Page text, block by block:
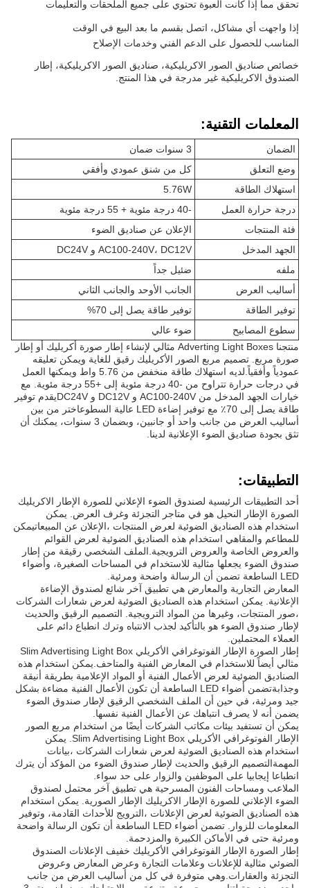
تحقق مما إذا كانت العبوة تحتوي على جميع الملحقات والتعليمات
إذا واجهت أي مشاكل، اتصل بقسم ما بعد البيع في الوقت
المناسب للحصول على الدعم الفني وخدمات الإصلاح
خصائص صناديق الصور الاكريليكية، صناديق الصور الاكريليكية، إطار
الصندوق الاكريليكية غير مدرجة في هذا المنتج.
المعلمات التقنية:
الضمان
3 سنوات ضمان
وضع التعلق
كل من شنق عمودي وأفقي
استهلاك الطاقة
5.76W
درجة حرارة العمل
-40 درجة مئوية + 55 درجة مئوية
فئة المنتجات
الإعلان عن صناديق الضوء
الجهد المدخل
AC100-240V، DC12V و DC24V
ملفه
ضئيل جداً
أساليب العرض
الجانب الأوحد والجانب الثاني
توفير الطاقة
توفير طاقة يصل إلى 70%
سطوع المصابيح
ضوء عالي
منتجنا Adverting Light Boxes مثالي لإنشاء إطار صورة أكريليك أو إطار
صورة مربع. تصميم مربع الصور الأكريليك رقيق للغاية ويمكن تعليقه
عمودياً وأفقياً.لديه استهلاك طاقة منخفض من 5.76 واط ويمكنها العمل
في درجات حرارة تتراوح من -40 درجة مئوية إلى +55 درجة مئوية. مع
خيارات الجهد المدخل من AC100-240V و DC12V و DC24Vيقدم توفير
طاقة يصل إلى 70٪ مع توفير إضاءة LED عالية السطوعاختر من بين
أساليب العرض من جانب واحد أو جانبين، وبضمان 3 سنوات، يمكنك أن
تثق بجودة صناديق الضوء الإعلانية لدينا.
التطبيقات:
أحد التطبيقات الرئيسية لصندوق الضوء الإعلاني للصورة الإطار الاكريليك
الصورة الإطار النحيل هو في متاجر التجزئة وغرف العرض. يمكن
استخدام هذه الصناديق الضوئية لعرض المنتجات ،الإعلان عن المبيعاتيمكن
للمطاعم والمقاهي استخدام هذه الصناديق الضوئية لعرض القوائم
والعروض الخاصة والعروض الترويجية.الملف الشخصي رقيقة من إطار
صندوق الضوء يجعلها مثالية للاستخدام في المساحات الصغيرة، وأضواء
LED الساطعة تضمن أن الرسالة واضحة ومرئية.
المعارض التجارية والمعارض هي تطبيق آخر شائع لصندوق الإضاءة
الإعلانية. يمكن استخدام هذه الصناديق الضوئية لعرض شعارات الشركات
،صور المنتجات، وغيرها من المواد الترويجية. التصميم الرقيق والحديث
لإطار صندوق الضوء هو بالتأكيد لجذب الانتباه وترك انطباع دائم على
العملاء المحتملين.
إطار الصورة الإطار الفوتوغرافي الأكريلي Slim Advertising Light Box
مثالي أيضاً للاستخدام في المعارض الفنية والمتاحف.يمكن استخدام هذه
الصناديق الضوئية لعرض الأعمال الفنية أو المواد الإعلامية بطريقة أنيقة
وجذابةتضمن أضواء LED الساطعة أن تكون الأعمال الفنية مضاءة بشكل
جيد ومرئية، في حين أن الملف الشخصي الرقيق لإطار صندوق الضوء
يضمن أنه لا يصرف انتباهك عن الأعمال الفنية نفسها.
يمكن أن تستفيد بيئات مكاتب الشركات أيضًا من استخدام مربع الصور
الإطار الفوتوغرافي الأكريلي Slim Advertising Light Box. يمكن
استخدام هذه الصناديق الضوئية لعرض شعارات الشركات ،بيانات
المهمةالتصميم الرقيق والحديث لإطار صندوق الضوء من المؤكد أن يترك
انطباعا إيجابيا على الموظفين والزوار على حد سواء.
الملاعب ومساحات الفنون المسرحية هي تطبيق آخر محتمل لصندوق
الضوء الإعلاني للصورة الإطار الاكريليك الإطار الصورية. يمكن استخدام
هذه الصناديق الضوئية لعرض الإعلانات ،الترويج للأحداث القادمة، وتوفير
المعلومات للزوار. تضمن أضواء LED الساطعة أن تكون الرسالة واضحة
ومرئية حتى في الأماكن الكبيرة والمزدحمة.
إطار الصورة الإطار الفوتوغرافي الأكريليك خفيف الإعلانات الصندوق
الضوئي مثالية للإعلانات وعلامات التجارة وعرض المعارض وعروض
التجزئة والعقارات.وهي متوفرة في كل من أساليب العرض من جانب